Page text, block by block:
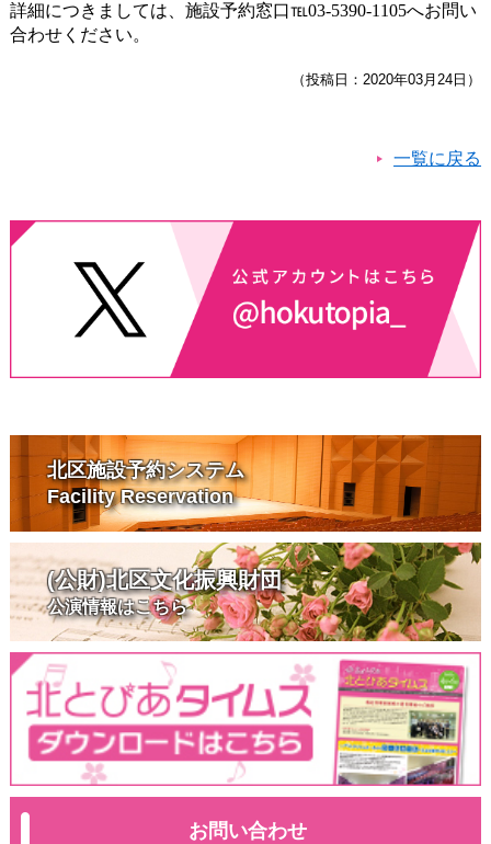
詳細につきましては、施設予約窓口℡03-5390-1105へお問い
合わせください。
（投稿日：2020年03月24日）
一覧に戻る
北区施設予約システム
Facility Reservation
(公財)北区文化振興財団
公演情報はこちら
お問い合わせ